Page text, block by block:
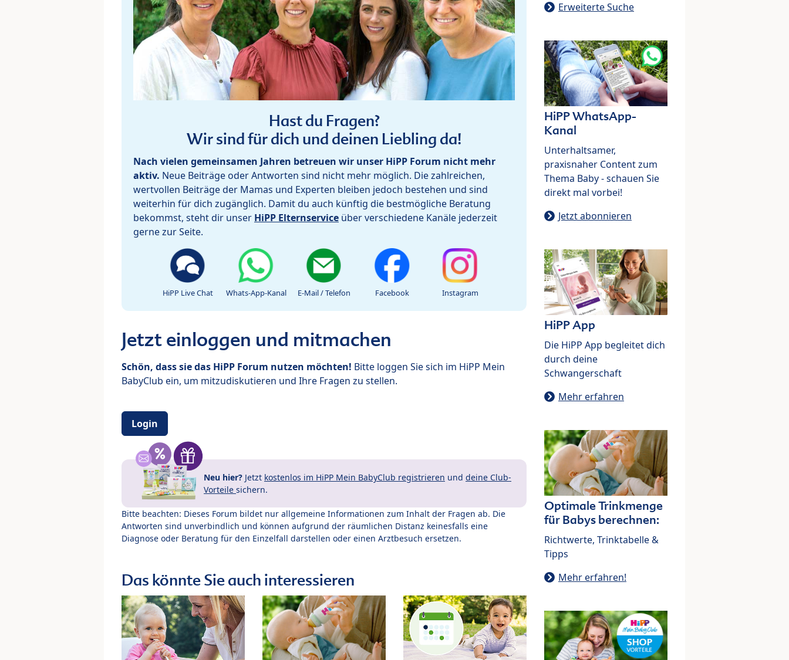
Hast du Fragen?
Wir sind für dich und deinen Liebling da!
Nach vielen gemeinsamen Jahren betreuen wir unser HiPP Forum nicht mehr
aktiv. Neue Beiträge oder Antworten sind nicht mehr möglich. Die zahlreichen,
wertvollen Beiträge der Mamas und Experten bleiben jedoch bestehen und sind
weiterhin für dich zugänglich. Damit du auch künftig die bestmögliche Beratung
bekommst, steht dir unser HiPP Elternservice über verschiedene Kanäle jederzeit
gerne zur Seite.
HiPP Live Chat Whats-App-Kanal E-Mail / Telefon Facebook Instagram
Jetzt einloggen und mitmachen
Schön, dass sie das HiPP Forum nutzen möchten! Bitte loggen Sie sich im HiPP Mein
BabyClub ein, um mitzudiskutieren und Ihre Fragen zu stellen.
Login
Neu hier? Jetzt kostenlos im HiPP Mein BabyClub registrieren und deine Club-
Vorteile sichern.
Bitte beachten: Dieses Forum bildet nur allgemeine Informationen zum Inhalt der Fragen ab. Die
Antworten sind unverbindlich und können aufgrund der räumlichen Distanz keinesfalls eine
Diagnose oder Beratung für den Einzelfall darstellen oder einen Arztbesuch ersetzen.
Das könnte Sie auch interessieren
Erweiterte Suche
HiPP WhatsApp-
Kanal
Unterhaltsamer,
praxisnaher Content zum
Thema Baby - schauen Sie
direkt mal vorbei!
Jetzt abonnieren
HiPP App
Die HiPP App begleitet dich
durch deine
Schwangerschaft
Mehr erfahren
Optimale Trinkmenge
für Babys berechnen:
Richtwerte, Trinktabelle &
Tipps
Mehr erfahren!